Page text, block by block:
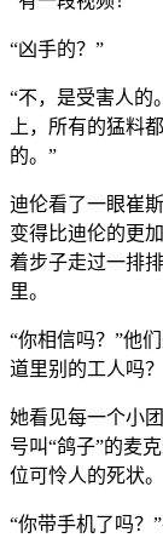
“凶手的？”
“不，是受害人的
上，所有的猛料
的。”
迪伦看了一眼崔
变得比迪伦的更
着步子走过一排
里。
“你相信吗？”他
道里别的工人吗
她看见每一个小
号叫“鸽子”的麦
位可怜人的死状。
“你带手机了吗？